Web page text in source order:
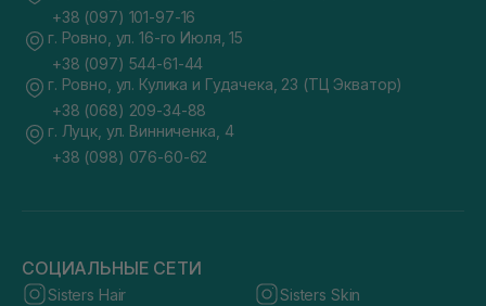
+38 (097) 101-97-16
г. Ровно, ул. 16-го Июля, 15
+38 (097) 544-61-44
г. Ровно, ул. Кулика и Гудачека, 23 (ТЦ Экватор)
+38 (068) 209-34-88
г. Луцк, ул. Винниченка, 4
+38 (098) 076-60-62
СОЦИАЛЬНЫЕ СЕТИ
Sisters Hair Sisters Skin